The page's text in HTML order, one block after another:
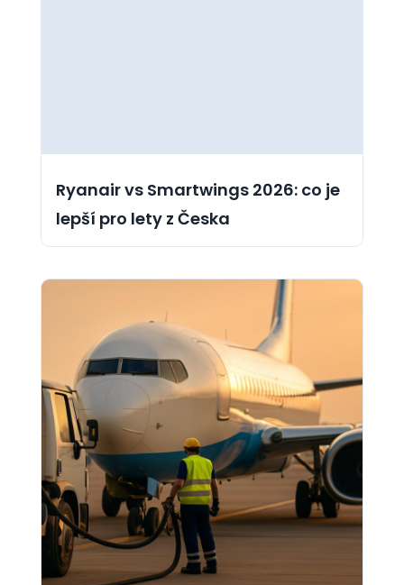
Ryanair vs Smartwings 2026: co je
lepší pro lety z Česka